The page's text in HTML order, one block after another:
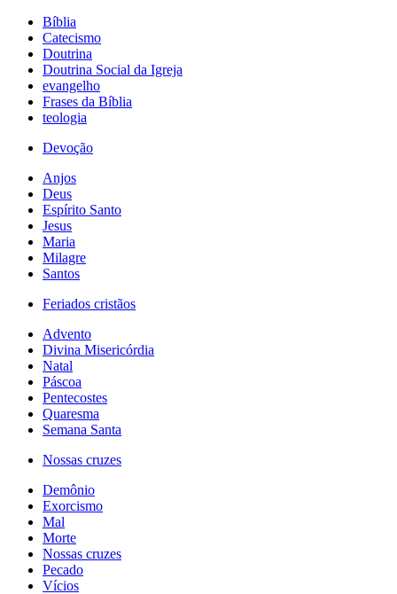
Bíblia
Catecismo
Doutrina
Doutrina Social da Igreja
evangelho
Frases da Bíblia
teologia
Devoção
Anjos
Deus
Espírito Santo
Jesus
Maria
Milagre
Santos
Feriados cristãos
Advento
Divina Misericórdia
Natal
Páscoa
Pentecostes
Quaresma
Semana Santa
Nossas cruzes
Demônio
Exorcismo
Mal
Morte
Nossas cruzes
Pecado
Vícios